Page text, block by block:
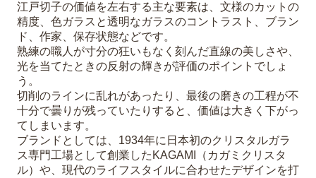
江戸切子の価値を左右する主な要素は、文様のカットの
精度、色ガラスと透明なガラスのコントラスト、ブラン
ド、作家、保存状態などです。
熟練の職人が寸分の狂いもなく刻んだ直線の美しさや、
光を当てたときの反射の輝きが評価のポイントでしょ
う。
切削のラインに乱れがあったり、最後の磨きの工程が不
十分で曇りが残っていたりすると、価値は大きく下がっ
てしまいます。
ブランドとしては、1934年に日本初のクリスタルガラ
ス専門工場として創業したKAGAMI（カガミクリスタ
ル）や、現代のライフスタイルに合わせたデザインを打